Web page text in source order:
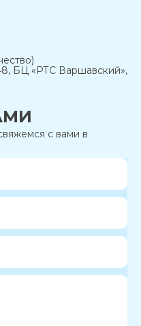
БЦ «РТС Варшавский»,
с вами в